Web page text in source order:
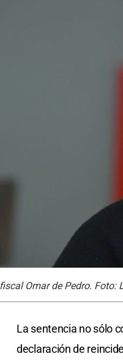
Omar de Pedro. Foto:
La sentencia no sólo
declaración de